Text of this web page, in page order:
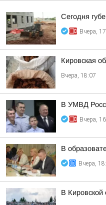
Сегодня
Вчера,
Кировская
Вчера, 18:07
В УМВД
Вчера,
В
Вчера,
В Кировской